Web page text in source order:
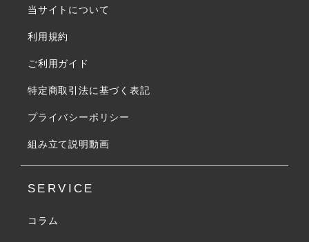
当サイトについて
利用規約
ご利用ガイド
特定商取引法に基づく表記
プライバシーポリシー
組み立て説明動画
SERVICE
コラム